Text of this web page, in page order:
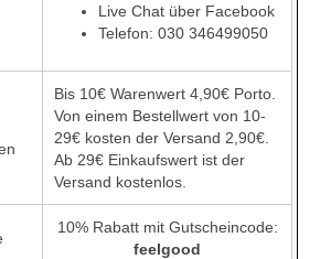
Live Chat über Facebook
Telefon: 030 346499050
Bis 10€ Warenwert 4,90€ Porto.
Von einem Bestellwert von 10-
29€ kosten der Versand 2,90€.
Ab 29€ Einkaufswert ist der
Versand kostenlos.
10% Rabatt mit Gutscheincode:
feelgood